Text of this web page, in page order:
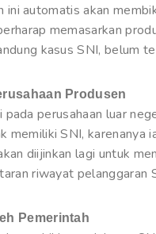
automatis akan
memasarkan
kasus SNI, belum
Produsen
perusahaan luar
memiliki SNI, karenanya
diijinkan lagi untuk
riwayat pelanggaran
Pemerintah